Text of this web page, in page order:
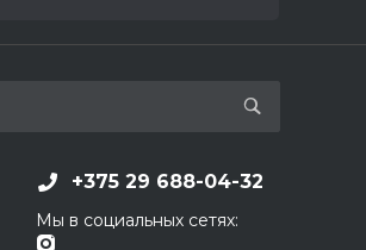
+375 29 688-04-32
Мы в социальных сетях: